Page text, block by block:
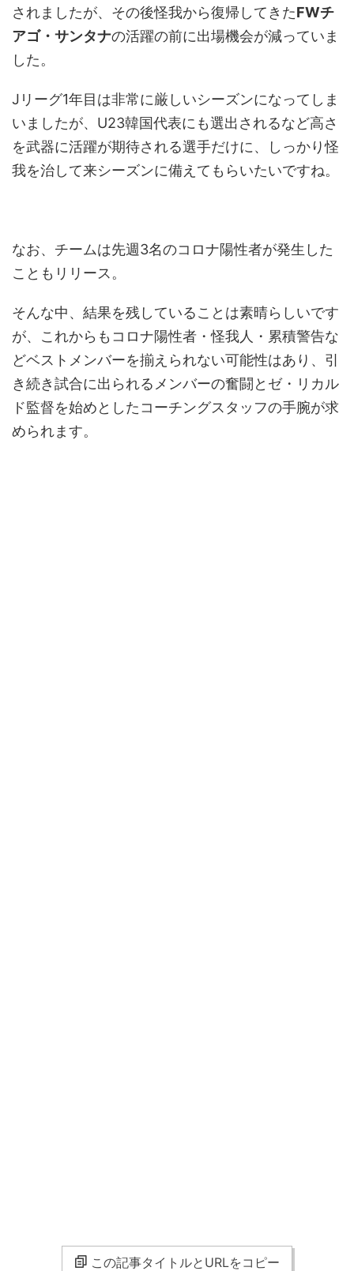
されましたが、その後怪我から復帰してきたFWチ
アゴ・サンタナの活躍の前に出場機会が減っていま
した。
Jリーグ1年目は非常に厳しいシーズンになってしま
いましたが、U23韓国代表にも選出されるなど高さ
を武器に活躍が期待される選手だけに、しっかり怪
我を治して来シーズンに備えてもらいたいですね。
なお、チームは先週3名のコロナ陽性者が発生した
こともリリース。
そんな中、結果を残していることは素晴らしいです
が、これからもコロナ陽性者・怪我人・累積警告な
どベストメンバーを揃えられない可能性はあり、引
き続き試合に出られるメンバーの奮闘とゼ・リカル
ド監督を始めとしたコーチングスタッフの手腕が求
められます。
この記事タイトルとURLをコピー